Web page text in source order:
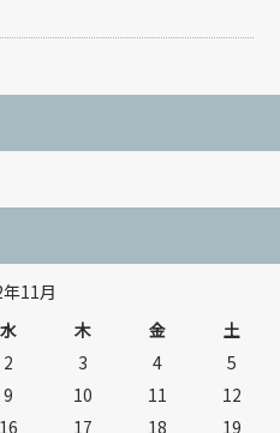
11月
水 木 金
土
2 3 4
5
9 10 11
12
16 17 18 19